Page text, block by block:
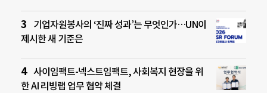
기업자원봉사의 ‘진짜 성과’는 무엇인가…UN이
제시한 새 기준은
사이임팩트-넥스트임팩트, 사회복지 현장을 위
한 AI 리빙랩 업무 협약 체결